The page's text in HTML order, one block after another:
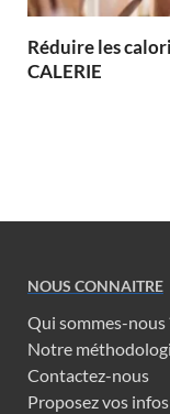
Réduire les
CALERIE
NOUS CONNAITRE
Qui sommes-nous
Notre
Contactez-nous
Proposez vos infos